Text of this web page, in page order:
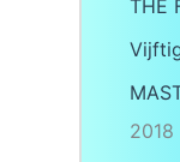
THE
2018